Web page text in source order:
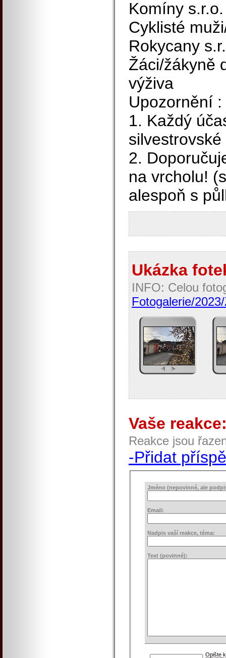
Komíny s.r.o.
Cyklisté
Rokycany
Žáci/žákyně
výživa
Upozornění :
1. Každý
2.
na vrcholu!
alespoň s
Ukázka
INFO: Celou
Fotogalerie/
Vaše
Reakce jsou
-Přidat
Jméno (nepovinné, ale
Email:
Nadpis vaší reakce, téma:
Text (povinné):
Opište